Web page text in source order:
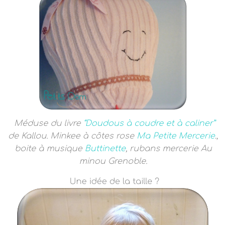
Méduse du livre “Doudous à coudre et à caliner”
de Kallou. Minkee à côtes rose Ma Petite Mercerie.,
boite à musique Buttinette, rubans mercerie Au
minou Grenoble.
Une idée de la taille ?